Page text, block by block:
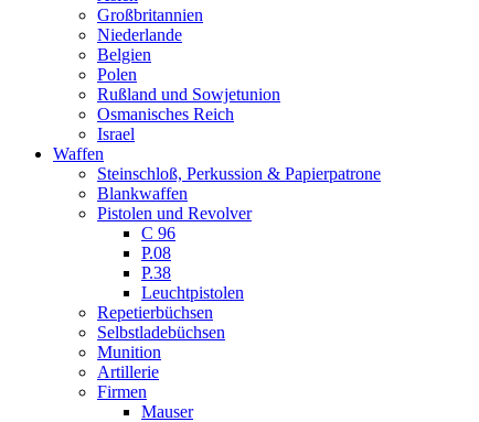
Großbritannien
Niederlande
Belgien
Polen
Rußland und Sowjetunion
Osmanisches Reich
Israel
Waffen
Steinschloß, Perkussion & Papierpatrone
Blankwaffen
Pistolen und Revolver
C 96
P.08
P.38
Leuchtpistolen
Repetierbüchsen
Selbstladebüchsen
Munition
Artillerie
Firmen
Mauser